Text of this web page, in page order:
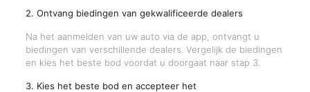
2. Ontvang biedingen van gekwalificeerde dealers
Na het aanmelden van uw auto via de app, ontvangt u
biedingen van verschillende dealers. Vergelijk de biedingen
en kies het beste bod voordat u doorgaat naar stap 3.
3. Kies het beste bod en accepteer het